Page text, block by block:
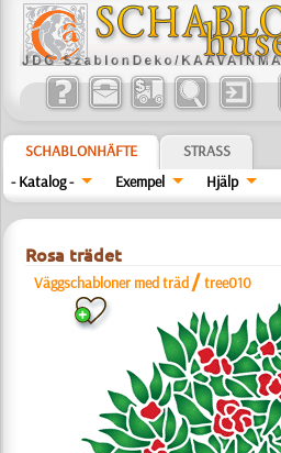
SCHABLONHÄFTE
STRASS
- Katalog -
Exempel Hjälp
Rosa trädet
Väggschabloner med träd /tree010